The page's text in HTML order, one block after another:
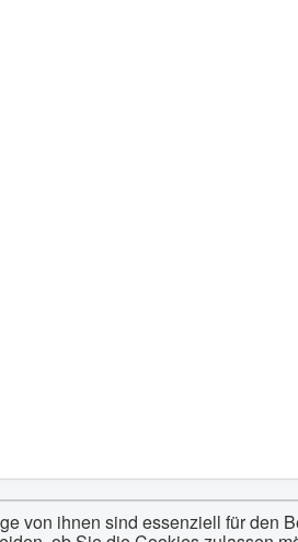
von ihnen sind essenziell für den